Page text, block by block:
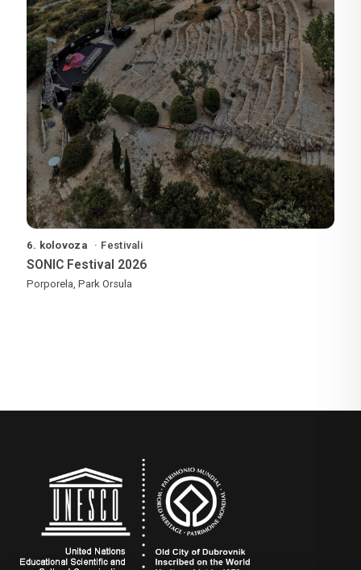
6. kolovoza Festivali
SONIC Festival 2026
Porporela, Park Orsula